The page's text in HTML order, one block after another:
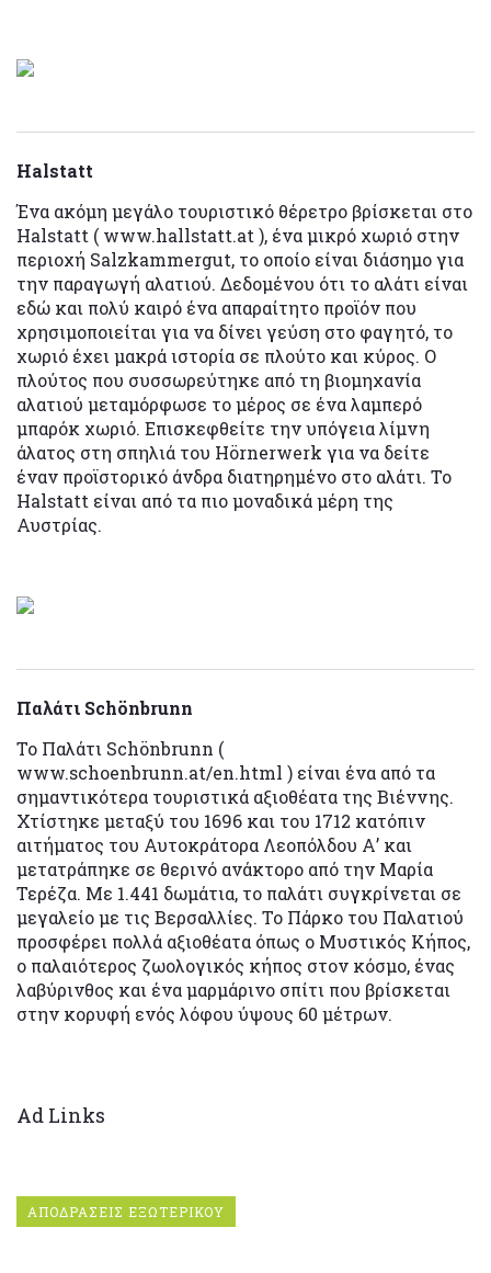
Halstatt
Ένα ακόμη μεγάλο τουριστικό θέρετρο βρίσκεται στο
Halstatt ( www.hallstatt.at ), ένα μικρό χωριό στην
περιοχή Salzkammergut, το οποίο είναι διάσημο για
την παραγωγή αλατιού. Δεδομένου ότι το αλάτι είναι
εδώ και πολύ καιρό ένα απαραίτητο προϊόν που
χρησιμοποιείται για να δίνει γεύση στο φαγητό, το
χωριό έχει μακρά ιστορία σε πλούτο και κύρος. Ο
πλούτος που συσσωρεύτηκε από τη βιομηχανία
αλατιού μεταμόρφωσε το μέρος σε ένα λαμπερό
μπαρόκ χωριό. Επισκεφθείτε την υπόγεια λίμνη
άλατος στη σπηλιά του Hörnerwerk για να δείτε
έναν προϊστορικό άνδρα διατηρημένο στο αλάτι. Το
Halstatt είναι από τα πιο μοναδικά μέρη της
Αυστρίας.
Παλάτι Schönbrunn
Το Παλάτι Schönbrunn (
www.schoenbrunn.at/en.html ) είναι ένα από τα
σημαντικότερα τουριστικά αξιοθέατα της Βιέννης.
Χτίστηκε μεταξύ του 1696 και του 1712 κατόπιν
αιτήματος του Αυτοκράτορα Λεοπόλδου Α’ και
μετατράπηκε σε θερινό ανάκτορο από την Μαρία
Τερέζα. Με 1.441 δωμάτια, το παλάτι συγκρίνεται σε
μεγαλείο με τις Βερσαλλίες. Το Πάρκο του Παλατιού
προσφέρει πολλά αξιοθέατα όπως ο Μυστικός Κήπος,
ο παλαιότερος ζωολογικός κήπος στον κόσμο, ένας
λαβύρινθος και ένα μαρμάρινο σπίτι που βρίσκεται
στην κορυφή ενός λόφου ύψους 60 μέτρων.
Ad Links
ΑΠΟΔΡΑΣΕΙΣ ΕΞΩΤΕΡΙΚΟΥ